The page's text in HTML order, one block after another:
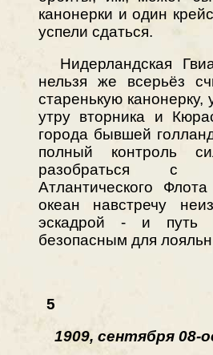
канонерки и один
успели сдаться.
Нидерландская
нельзя же всерьёз
старенькую
утру вторника и
города бывшей
полный контроль
разобраться с
Атлантического
океан навстречу
эскадрой - и путь
безопасным для
5
1909, сентября 08-